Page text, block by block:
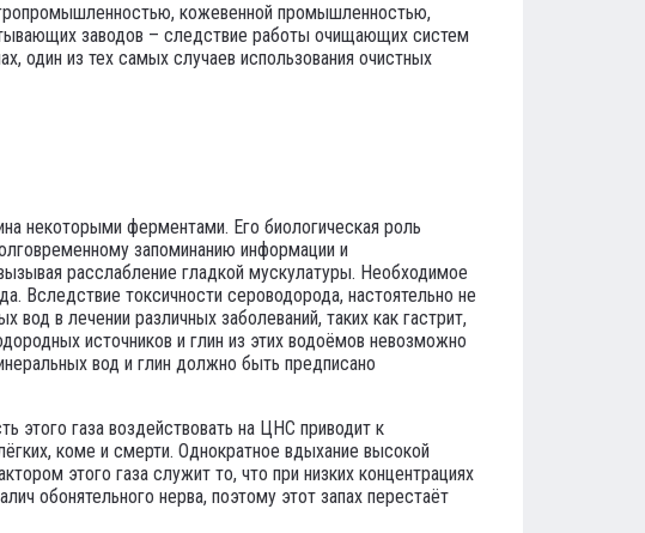
кожевенной промышленностью,
заводов – следствие работы очищающих систем
один из тех самых случаев использования очистных
некоторыми ферментами. Его биологическая роль
запоминанию информации и
расслабление гладкой мускулатуры. Необходимое
Вследствие токсичности сероводорода, настоятельно не
в лечении различных заболеваний, таких как гастрит,
источников и глин из этих водоёмов невозможно
вод и глин должно быть предписано
этого газа воздействовать на ЦНС приводит к
коме и смерти. Однократное вдыхание высокой
этого газа служит то, что при низких концентрациях
обонятельного нерва, поэтому этот запах перестаёт